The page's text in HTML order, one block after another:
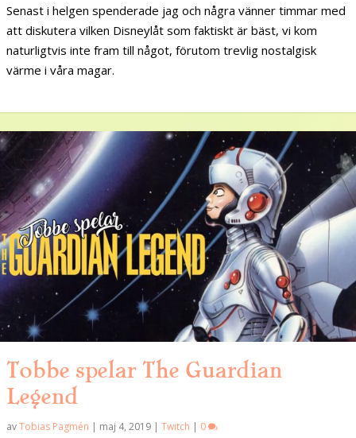
Senast i helgen spenderade jag och några vänner timmar med
att diskutera vilken Disneylåt som faktiskt är bäst, vi kom
naturligtvis inte fram till något, förutom trevlig nostalgisk
värme i våra magar.
Tobbe spelar The Guardian
Legend
avTobias Pagmén maj 4, 2019 Twitch 0